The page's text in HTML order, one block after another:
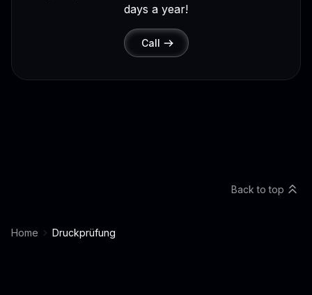
days a year!
Call
Home Druckprüfung
Back to top